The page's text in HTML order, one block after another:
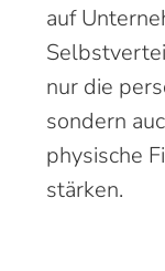
auf
nur die
sondern
physische
stärken.